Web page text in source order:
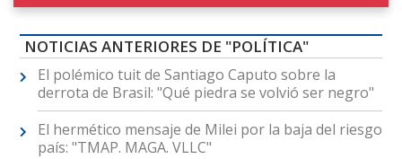
NOTICIAS ANTERIORES DE "POLÍTICA"
El polémico tuit de Santiago Caputo sobre la
derrota de Brasil: "Qué piedra se volvió ser negro"
El hermético mensaje de Milei por la baja del riesgo
país: "TMAP. MAGA. VLLC"